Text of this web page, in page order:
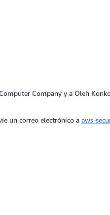
Company y a Oleh
un correo electrónico a aws-